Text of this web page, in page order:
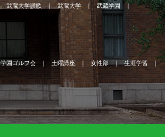
武蔵大学讃歌 武蔵大学
武蔵学園
学園ゴルフ会 土曜講座 女性部
生涯学習